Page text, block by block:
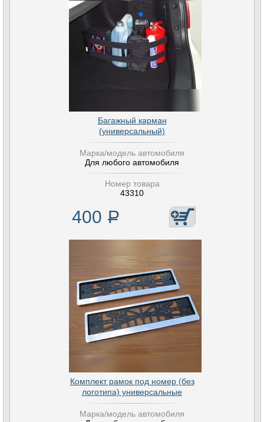
Багажный карман
(универсальный)
Марка/модель автомобиля
Для любого автомобиля
Номер товара
43310
400 Р
Комплект рамок под номер (без
логотипа) универсальные
Марка/модель автомобиля